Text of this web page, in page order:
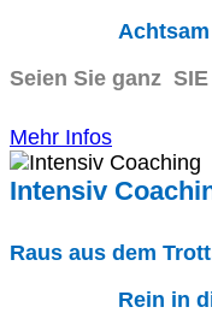
Seien Sie ganz
Mehr Infos
Intensiv
Raus aus dem
Rein in